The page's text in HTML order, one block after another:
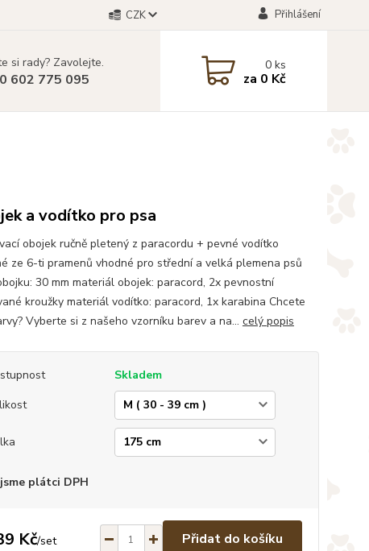
CZK Přihlášení
si rady? Zavolejte.
602 775 095
0ks
za 0 Kč
a vodítko pro psa
obojek ručně pletený z paracordu + pevné vodítko
ze 6-ti pramenů vhodné pro střední a velká plemena psů
30 mm materiál obojek: paracord, 2x pevnostní
kroužky materiál vodítko: paracord, 1x karabina Chcete
Vyberte si z našeho vzorníku barev a na... celý popis
Skladem
plátci DPH
Kč/set Přidat do košíku